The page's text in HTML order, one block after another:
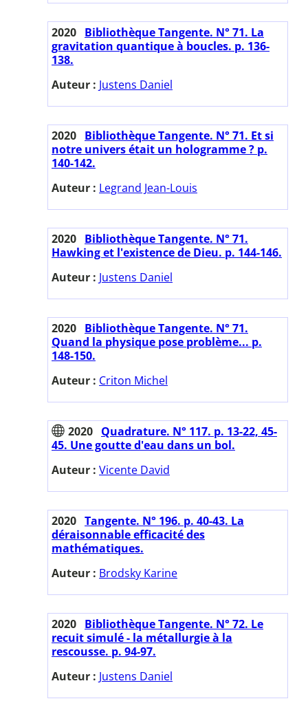
2020 Bibliothèque Tangente. N° 71. La
gravitation quantique à boucles. p. 136-
138.
Auteur : Justens Daniel
2020 Bibliothèque Tangente. N° 71. Et si
notre univers était un hologramme ? p.
140-142.
Auteur : Legrand Jean-Louis
2020 Bibliothèque Tangente. N° 71.
Hawking et l'existence de Dieu. p. 144-146.
Auteur : Justens Daniel
2020 Bibliothèque Tangente. N° 71.
Quand la physique pose problème... p.
148-150.
Auteur : Criton Michel
2020 Quadrature. N° 117. p. 13-22, 45-
45. Une goutte d'eau dans un bol.
Auteur : Vicente David
2020 Tangente. N° 196. p. 40-43. La
déraisonnable efficacité des
mathématiques.
Auteur : Brodsky Karine
2020 Bibliothèque Tangente. N° 72. Le
recuit simulé - la métallurgie à la
rescousse. p. 94-97.
Auteur : Justens Daniel